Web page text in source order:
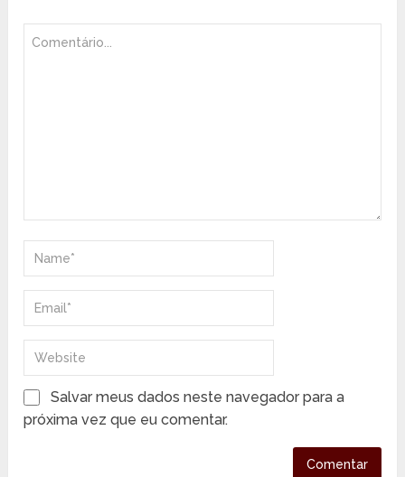
Salvar meus dados neste navegador para a
próxima vez que eu comentar.